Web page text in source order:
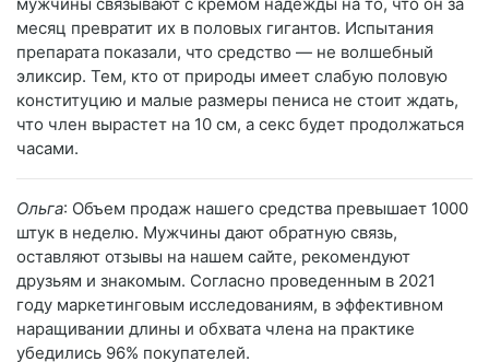
месяц превратит их в половых гигантов. Испытания
препарата показали, что средство — не волшебный
эликсир. Тем, кто от природы имеет слабую половую
конституцию и малые размеры пениса не стоит ждать,
что член вырастет на 10 см, а секс будет продолжаться
часами.
Ольга: Объем продаж нашего средства превышает 1000
штук в неделю. Мужчины дают обратную связь,
оставляют отзывы на нашем сайте, рекомендуют
друзьям и знакомым. Согласно проведенным в 2021
году маркетинговым исследованиям, в эффективном
наращивании длины и обхвата члена на практике
убедились 96% покупателей.